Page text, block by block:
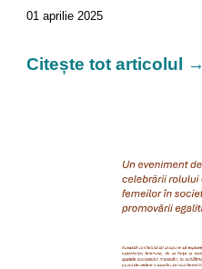
01 aprilie 2025
Citește tot articolul →